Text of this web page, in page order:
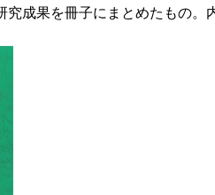
究成果を冊子にまとめたもの。